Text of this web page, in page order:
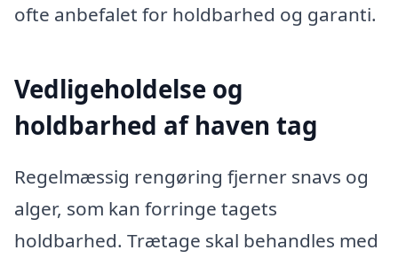
ofte anbefalet for holdbarhed og garanti.
Vedligeholdelse og
holdbarhed af haven tag
Regelmæssig rengøring fjerner snavs og
alger, som kan forringe tagets
holdbarhed. Trætage skal behandles med